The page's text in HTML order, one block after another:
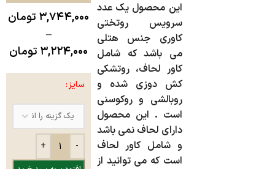
این محصول یک عدد
سرویس روتختی
کاوری جنس هتلی
می باشد که شامل
کاور لحاف، روتشکی
کش دوزی شده و
روبالشی و روکوسنی
است . این محصول
دارای لحاف نمی باشد
و شامل کاور لحاف
است که می توانید از
۳,۷۴۴,۰۰۰ تومان
–
۳,۲۲۴,۰۰۰ تومان
سایز